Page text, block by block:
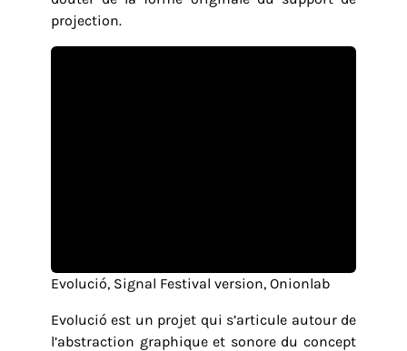
projection.
Evolució, Signal Festival version, Onionlab
Evolució est un projet qui s’articule autour de
l’abstraction graphique et sonore du concept